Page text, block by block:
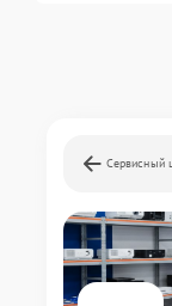
Сервисный